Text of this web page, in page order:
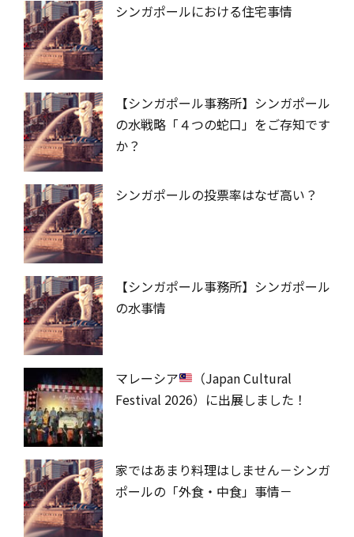
シンガポールにおける住宅事情
【シンガポール事務所】シンガポール
の水戦略「４つの蛇口」をご存知です
か？
シンガポールの投票率はなぜ高い？
【シンガポール事務所】シンガポール
の水事情
マレーシア
（Japan Cultural
Festival 2026）に出展しました！
家ではあまり料理はしません－シンガ
ポールの「外食・中食」事情－